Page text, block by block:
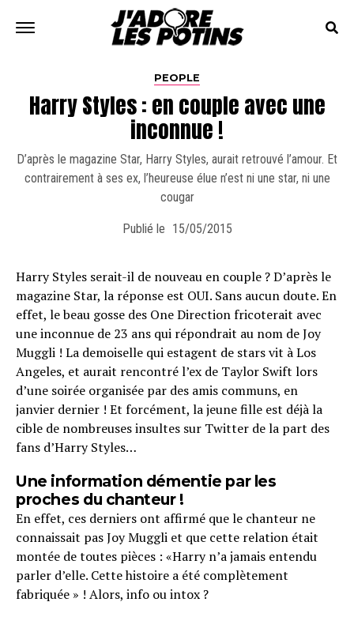
PEOPLE
Harry Styles : en couple avec une
inconnue !
D’après le magazine Star, Harry Styles, aurait retrouvé l’amour. Et
contrairement à ses ex, l’heureuse élue n’est ni une star, ni une
cougar
Publié le 15/05/2015
Harry Styles serait-il de nouveau en couple ? D’après le
magazine Star, la réponse est OUI. Sans aucun doute. En
effet, le beau gosse des One Direction fricoterait avec
une inconnue de 23 ans qui répondrait au nom de Joy
Muggli ! La demoiselle qui estagent de stars vit à Los
Angeles, et aurait rencontré l’ex de Taylor Swift lors
d’une soirée organisée par des amis communs, en
janvier dernier ! Et forcément, la jeune fille est déjà la
cible de nombreuses insultes sur Twitter de la part des
fans d’Harry Styles…
Une information démentie par les
proches du chanteur !
En effet, ces derniers ont affirmé que le chanteur ne
connaissait pas Joy Muggli et que cette relation était
montée de toutes pièces : «Harry n’a jamais entendu
parler d’elle. Cette histoire a été complètement
fabriquée » ! Alors, info ou intox ?